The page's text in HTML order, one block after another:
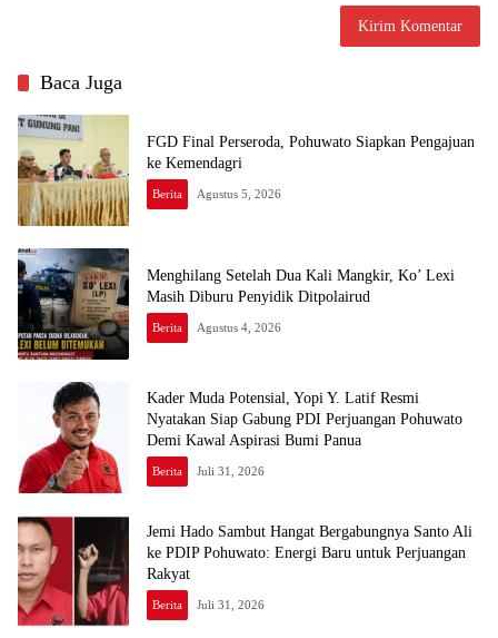
Baca Juga
FGD Final Perseroda, Pohuwato Siapkan Pengajuan
ke Kemendagri
Berita Agustus 5, 2026
Menghilang Setelah Dua Kali Mangkir, Ko’ Lexi
Masih Diburu Penyidik Ditpolairud
Berita Agustus 4, 2026
Kader Muda Potensial, Yopi Y. Latif Resmi
Nyatakan Siap Gabung PDI Perjuangan Pohuwato
Demi Kawal Aspirasi Bumi Panua
Berita Juli 31, 2026
Jemi Hado Sambut Hangat Bergabungnya Santo Ali
ke PDIP Pohuwato: Energi Baru untuk Perjuangan
Rakyat
Berita Juli 31, 2026